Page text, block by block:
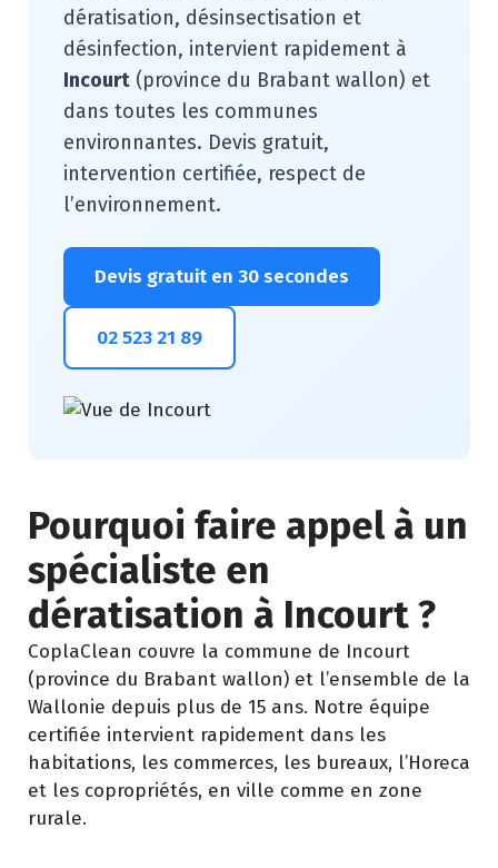
dératisation, désinsectisation et
désinfection, intervient rapidement à
Incourt (province du Brabant wallon) et
dans toutes les communes
environnantes. Devis gratuit,
intervention certifiée, respect de
l’environnement.
Devis gratuit en 30 secondes
02 523 21 89
Pourquoi faire appel à un
spécialiste en
dératisation à Incourt ?
CoplaClean couvre la commune de Incourt
(province du Brabant wallon) et l’ensemble de la
Wallonie depuis plus de 15 ans. Notre équipe
certifiée intervient rapidement dans les
habitations, les commerces, les bureaux, l’Horeca
et les copropriétés, en ville comme en zone
rurale.